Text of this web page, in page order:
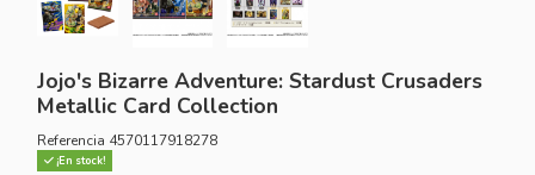
Jojo's Bizarre Adventure: Stardust Crusaders
Metallic Card Collection
Referencia 4570117918278
¡En stock!